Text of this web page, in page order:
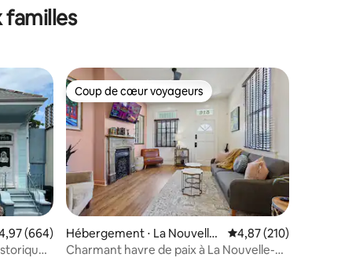
familles
appréciés
moyenne sur la base de 664 commentaires : 4,97 sur 5
(664)
Coup de cœur voyageurs
Coup de cœur voyageurs
Hébergement ⋅ La Nouvelle-
Orléans
Évaluation moyenne
4,87 (210)
Charmant havre de paix à La Nouvelle-